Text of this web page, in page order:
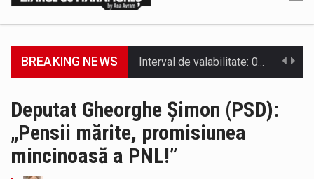
BREAKING NEWS SIMULARE EXERCITIU. Prin Sistemul Unic de Apeluri de Urgență 112 a fost anunțat producerea unui accident rutier cu victime multiple,…
Deputat Gheorghe Șimon (PSD):
„Pensii mărite, promisiunea
mincinoasă a PNL!”